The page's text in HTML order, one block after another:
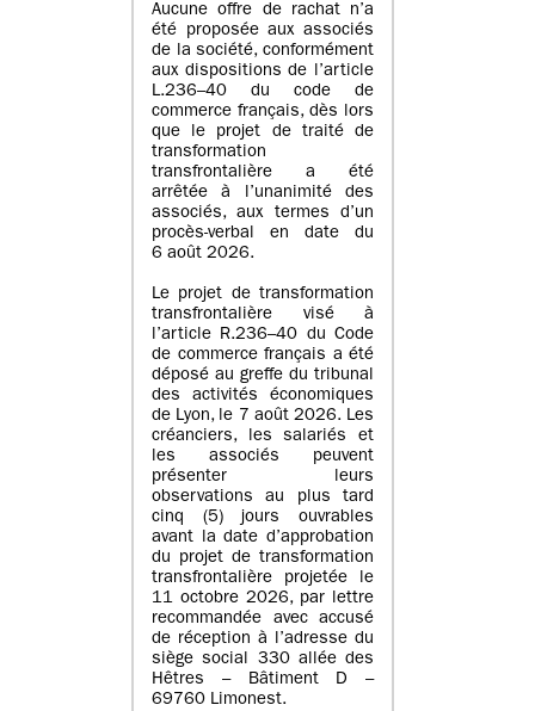
Aucune offre de rachat n’a
été proposée aux associés
de la société, conformément
aux dispositions de l’article
L.236–40 du code de
commerce français, dès lors
que le projet de traité de
transformation
transfrontalière a été
arrêtée à l’unanimité des
associés, aux termes d’un
procès-verbal en date du
6 août 2026.
Le projet de transformation
transfrontalière visé à
l’article R.236–40 du Code
de commerce français a été
déposé au greffe du tribunal
des activités économiques
de Lyon, le 7 août 2026. Les
créanciers, les salariés et
les associés peuvent
présenter leurs
observations au plus tard
cinq (5) jours ouvrables
avant la date d’approbation
du projet de transformation
transfrontalière projetée le
11 octobre 2026, par lettre
recommandée avec accusé
de réception à l’adresse du
siège social 330 allée des
Hêtres – Bâtiment D –
69760 Limonest.